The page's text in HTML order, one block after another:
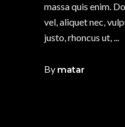
massa quis enim.
vel, aliquet nec,
justo, rhoncus ut,
By matar